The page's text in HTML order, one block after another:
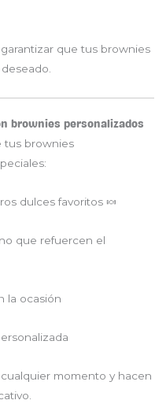
que tus brownies
brownies personalizados
tus brownies
dulces favoritos 🍬
que refuercen el
la ocasión
momento y hacen